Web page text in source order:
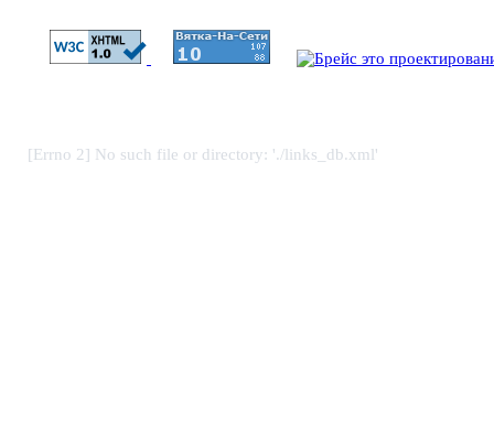
[Errno 2] No such file or directory: './links_db.xml'